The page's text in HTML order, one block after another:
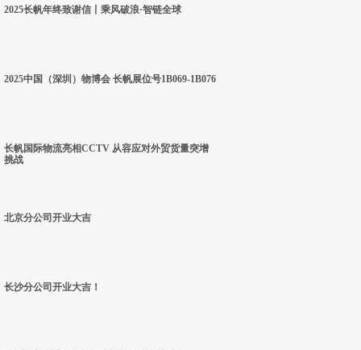
2025长帆年终致谢信丨乘风破浪·智链全球
2025中国（深圳）物博会 长帆展位号1B069-1B076
长帆国际物流亮相CCTV 从容应对外贸货量突增
挑战
北京分公司开业大吉
长沙分公司开业大吉！